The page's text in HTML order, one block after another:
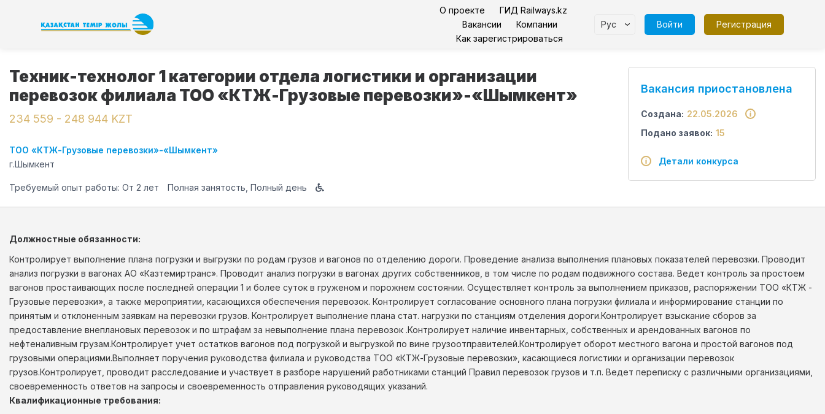
О проекте
ГИД Railways.kz
Вакансии
Компании
Как зарегистрироваться
Рус Войти Регистрация
Техник-технолог 1 категории отдела логистики и организации
перевозок филиала ТОО «КТЖ-Грузовые перевозки»-«Шымкент»
234 559 - 248 944 KZT
ТОО «КТЖ-Грузовые перевозки»-«Шымкент»
г.Шымкент
Требуемый опыт работы: От 2 лет Полная занятость, Полный день
Вакансия приостановлена
Создана: 22.05.2026
Подано заявок: 15
Детали конкурса
Должностные обязанности:
Контролирует выполнение плана погрузки и выгрузки по родам грузов и вагонов по отделению дороги. Проведение анализа выполнения плановых показателей перевозки. Проводит
анализ погрузки в вагонах АО «Казтемиртранс». Проводит анализ погрузки в вагонах других собственников, в том числе по родам подвижного состава. Ведет контроль за простоем
вагонов простаивающих после последней операции 1 и более суток в груженом и порожнем состоянии. Осуществляет контроль за выполнением приказов, распоряжении ТОО «КТЖ -
Грузовые перевозки», а также мероприятии, касающихся обеспечения перевозок. Контролирует согласование основного плана погрузки филиала и информирование станции по
принятым и отклоненным заявкам на перевозки грузов. Контролирует выполнение плана стат. нагрузки по станциям отделения дороги.Контролирует взыскание сборов за
предоставление внеплановых перевозок и по штрафам за невыполнение плана перевозок .Контролирует наличие инвентарных, собственных и арендованных вагонов по
нефтеналивным грузам.Контролирует учет остатков вагонов под погрузкой и выгрузкой по вине грузоотправителей.Контролирует оборот местного вагона и простой вагонов под
грузовыми операциями.Выполняет поручения руководства филиала и руководства ТОО «КТЖ-Грузовые перевозки», касающиеся логистики и организации перевозок
грузов.Контролирует, проводит расследование и участвует в разборе нарушений работниками станций Правил перевозок грузов и т.п. Ведет переписку с различными организациями,
своевременность ответов на запросы и своевременность отправления руководящих указаний.
Квалификационные требования: